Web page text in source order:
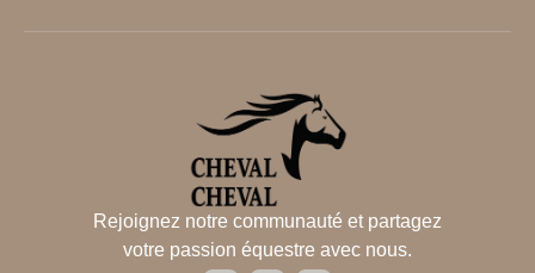
Rejoignez notre communauté et partagez
votre passion équestre avec nous.